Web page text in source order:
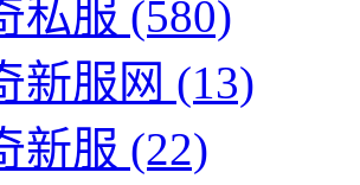
私服 (580)
新服网 (13)
新服 (22)